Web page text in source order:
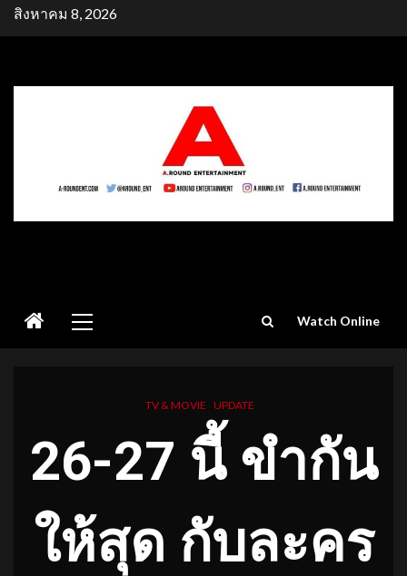
Skipสิงหาคม 8, 2026
Menu
Watch Online
TV & MOVIE UPDATE
26-27 นี้ ขำกัน
ให้สุด กับละคร